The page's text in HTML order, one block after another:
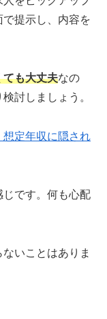
提示し、内容を
ても大丈夫なの
討しましょう。
定年収に隠され
です。何も心配
いことはありま